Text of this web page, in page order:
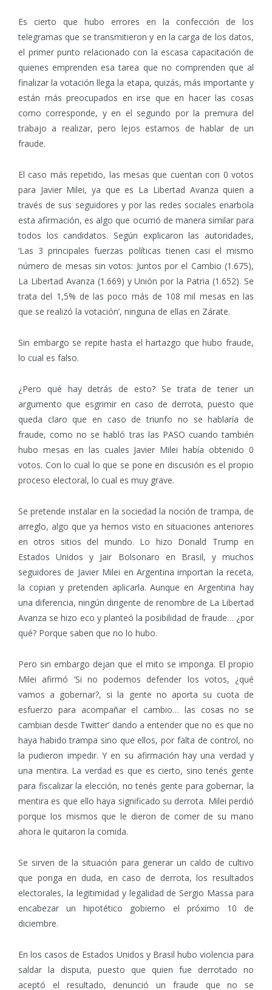
Es cierto que hubo errores en la confección de los
telegramas que se transmitieron y en la carga de los datos,
el primer punto relacionado con la escasa capacitación de
quienes emprenden esa tarea que no comprenden que al
finalizar la votación llega la etapa, quizás, más importante y
están más preocupados en irse que en hacer las cosas
como corresponde, y en el segundo por la premura del
trabajo a realizar, pero lejos estamos de hablar de un
fraude.
El caso más repetido, las mesas que cuentan con 0 votos
para Javier Milei, ya que es La Libertad Avanza quien a
través de sus seguidores y por las redes sociales enarbola
esta afirmación, es algo que ocurrió de manera similar para
todos los candidatos. Según explicaron las autoridades,
‘Las 3 principales fuerzas políticas tienen casi el mismo
número de mesas sin votos: Juntos por el Cambio (1.675),
La Libertad Avanza (1.669) y Unión por la Patria (1.652). Se
trata del 1,5% de las poco más de 108 mil mesas en las
que se realizó la votación’, ninguna de ellas en Zárate.
Sin embargo se repite hasta el hartazgo que hubo fraude,
lo cual es falso.
¿Pero qué hay detrás de esto? Se trata de tener un
argumento que esgrimir en caso de derrota, puesto que
queda claro que en caso de triunfo no se hablaría de
fraude, como no se habló tras las PASO cuando también
hubo mesas en las cuales Javier Milei había obtenido 0
votos. Con lo cual lo que se pone en discusión es el propio
proceso electoral, lo cual es muy grave.
Se pretende instalar en la sociedad la noción de trampa, de
arreglo, algo que ya hemos visto en situaciones anteriores
en otros sitios del mundo. Lo hizo Donald Trump en
Estados Unidos y Jair Bolsonaro en Brasil, y muchos
seguidores de Javier Milei en Argentina importan la receta,
la copian y pretenden aplicarla. Aunque en Argentina hay
una diferencia, ningún dirigente de renombre de La Libertad
Avanza se hizo eco y planteó la posibilidad de fraude… ¿por
qué? Porque saben que no lo hubo.
Pero sin embargo dejan que el mito se imponga. El propio
Milei afirmó ‘Si no podemos defender los votos, ¿qué
vamos a gobernar?, si la gente no aporta su cuota de
esfuerzo para acompañar el cambio… las cosas no se
cambian desde Twitter’ dando a entender que no es que no
haya habido trampa sino que ellos, por falta de control, no
la pudieron impedir. Y en su afirmación hay una verdad y
una mentira. La verdad es que es cierto, sino tenés gente
para fiscalizar la elección, no tenés gente para gobernar, la
mentira es que ello haya significado su derrota. Milei perdió
porque los mismos que le dieron de comer de su mano
ahora le quitaron la comida.
Se sirven de la situación para generar un caldo de cultivo
que ponga en duda, en caso de derrota, los resultados
electorales, la legitimidad y legalidad de Sergio Massa para
encabezar un hipotético gobierno el próximo 10 de
diciembre.
En los casos de Estados Unidos y Brasil hubo violencia para
saldar la disputa, puesto que quien fue derrotado no
aceptó el resultado, denunció un fraude que no se